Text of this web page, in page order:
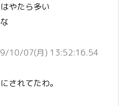
やたら多い
10/07(月) 13:52:16.54
されてたわ。